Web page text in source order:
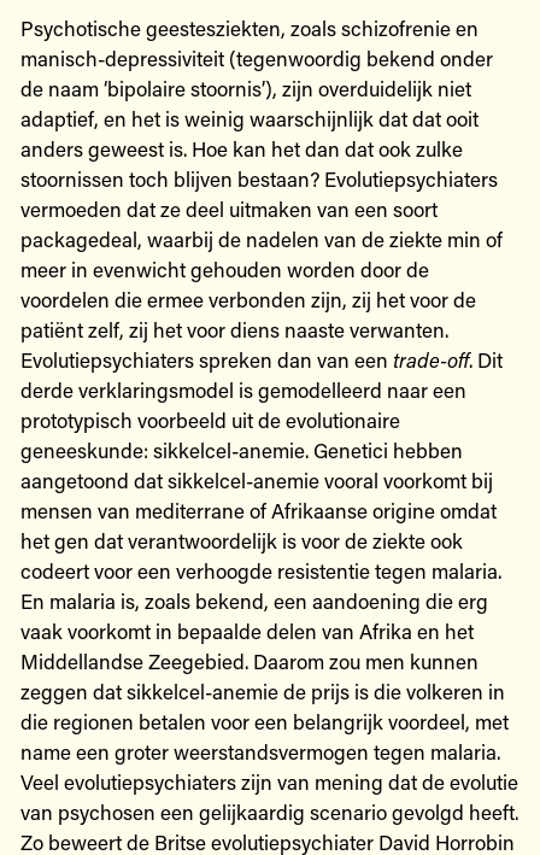
Psychotische geestesziekten, zoals schizofrenie en
manisch-depressiviteit (tegenwoordig bekend onder
de naam ‘bipolaire stoornis’), zijn overduidelijk niet
adaptief, en het is weinig waarschijnlijk dat dat ooit
anders geweest is. Hoe kan het dan dat ook zulke
stoornissen toch blijven bestaan? Evolutiepsychiaters
vermoeden dat ze deel uitmaken van een soort
packagedeal, waarbij de nadelen van de ziekte min of
meer in evenwicht gehouden worden door de
voordelen die ermee verbonden zijn, zij het voor de
patiënt zelf, zij het voor diens naaste verwanten.
Evolutiepsychiaters spreken dan van een trade-off. Dit
derde verklaringsmodel is gemodelleerd naar een
prototypisch voorbeeld uit de evolutionaire
geneeskunde: sikkelcel-anemie. Genetici hebben
aangetoond dat sikkelcel-anemie vooral voorkomt bij
mensen van mediterrane of Afrikaanse origine omdat
het gen dat verantwoordelijk is voor de ziekte ook
codeert voor een verhoogde resistentie tegen malaria.
En malaria is, zoals bekend, een aandoening die erg
vaak voorkomt in bepaalde delen van Afrika en het
Middellandse Zeegebied. Daarom zou men kunnen
zeggen dat sikkelcel-anemie de prijs is die volkeren in
die regionen betalen voor een belangrijk voordeel, met
name een groter weerstandsvermogen tegen malaria.
Veel evolutiepsychiaters zijn van mening dat de evolutie
van psychosen een gelijkaardig scenario gevolgd heeft.
Zo beweert de Britse evolutiepsychiater David Horrobin